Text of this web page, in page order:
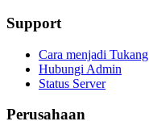
Support
Cara menjadi Tukang
Hubungi Admin
Status Server
Perusahaan